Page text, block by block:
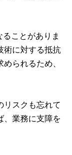
ことがありま
術に対する抵抗
られるため、
リスクも忘れて
、業務に支障を